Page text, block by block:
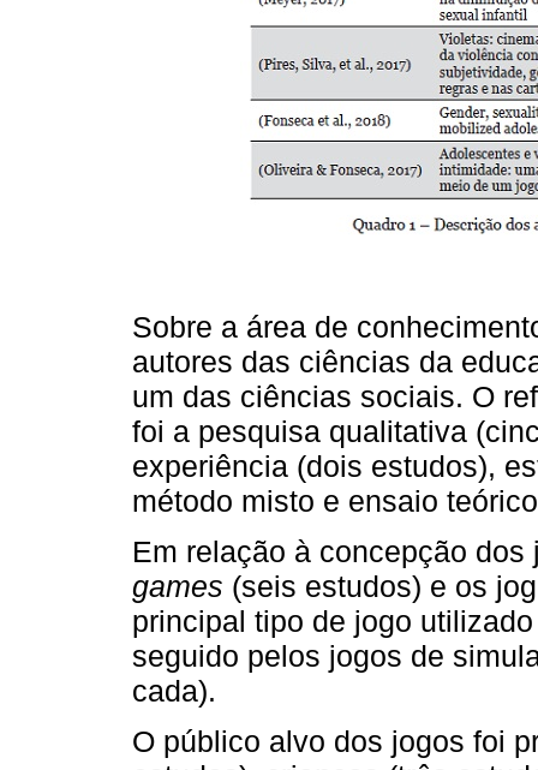
Sobre a área de
autores das ciências da
um das ciências sociais. O
foi a pesquisa qualitativa
experiência (dois estudos),
método misto e ensaio
Em relação à concepção
games (seis estudos) e os
principal tipo de jogo
seguido pelos jogos de
cada).
O público alvo dos jogos foi